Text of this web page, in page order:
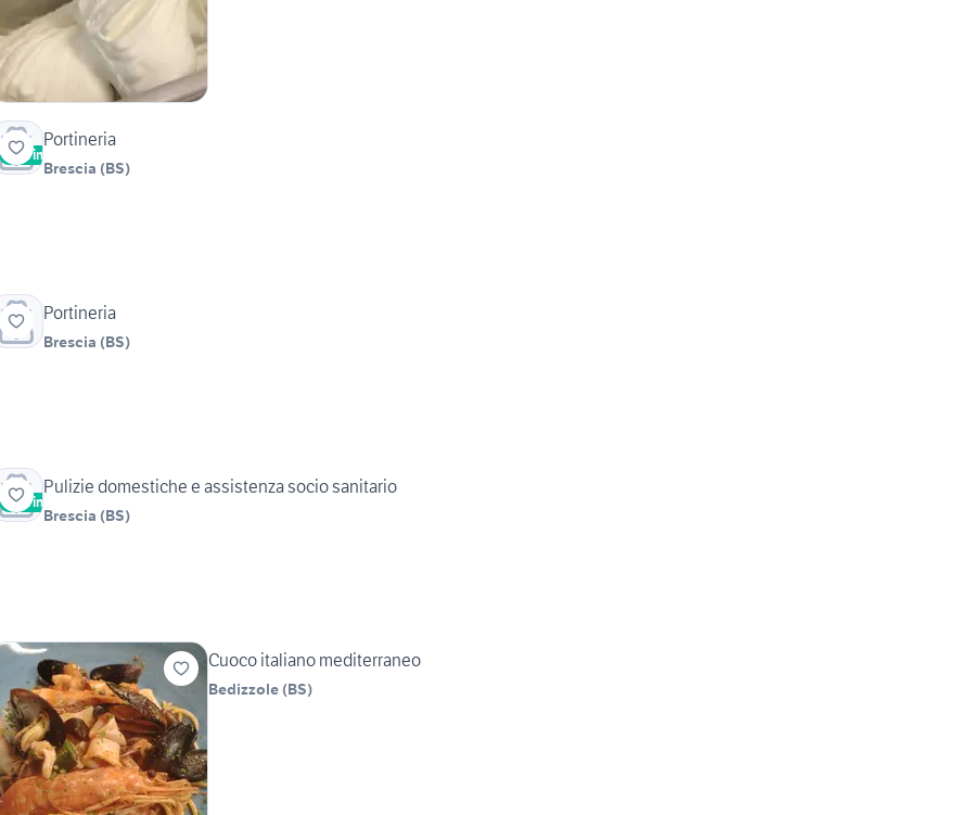
Vetrina
Portineria
Brescia (BS)
Portineria
Brescia (BS)
Vetrina
Pulizie domestiche e assistenza socio sanitario
Brescia (BS)
Cuoco italiano mediterraneo
Bedizzole (BS)